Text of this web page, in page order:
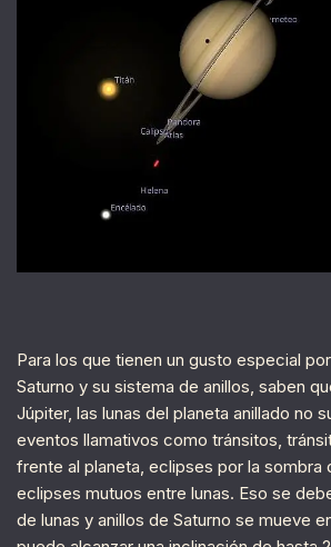
Para los que tienen un gusto especial
Saturno y su sistema de anillos, saben
Júpiter, las lunas del planeta anillado no
eventos llamativos como tránsitos,
frente al planeta, eclipses por la sombra
eclipses mutuos entre lunas. Eso se
de lunas y anillos de Saturno se mueve